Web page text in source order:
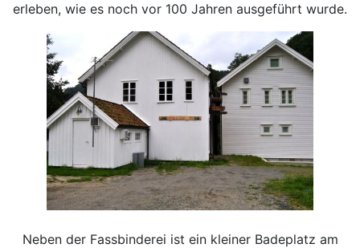
erleben, wie es noch vor 100 Jahren ausgeführt wurde.
Neben der Fassbinderei ist ein kleiner Badeplatz am